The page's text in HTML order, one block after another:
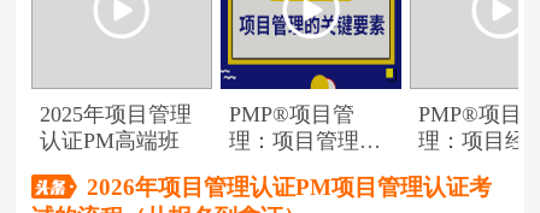
2025年项目管理
认证PM高端班
PMP®项目管
理：项目管理的
PMP®项目
理：项目经
2026年项目管理认证PM项目管理认证考